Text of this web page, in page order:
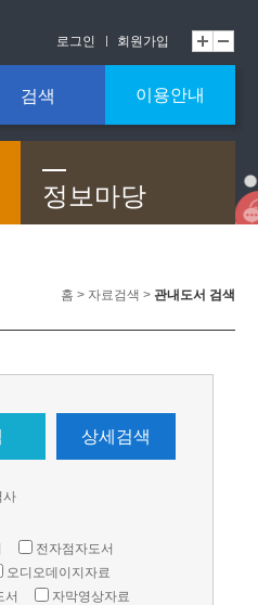
로그인 회원가입
검색 이용안내
정보마당
홈 > 자료검색 > 관내도서 검색
상세검색
사
전자점자도서
오디오데이지자료
서
자막영상자료